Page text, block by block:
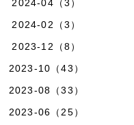
2024-04（3）
2024-02（3）
2023-12（8）
2023-10（43）
2023-08（33）
2023-06（25）